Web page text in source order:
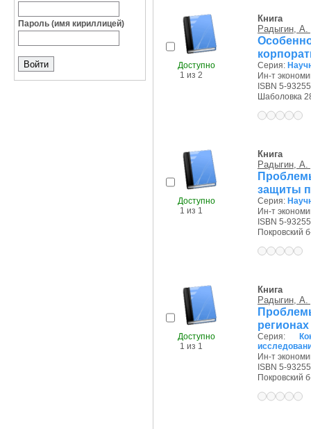
Пароль (имя кириллицей)
Доступно
1 из 2
Книга
Радыгин,
Серия:
Ин-т
ISBN 5-
Шаболовка
Доступно
1 из 1
Книга
Радыгин,
защиты
Серия:
Ин-т
ISBN 5-
Покровский
Доступно
1 из 1
Книга
Радыгин,
регионах
Серия:
Ин-т
ISBN 5-
Покровский